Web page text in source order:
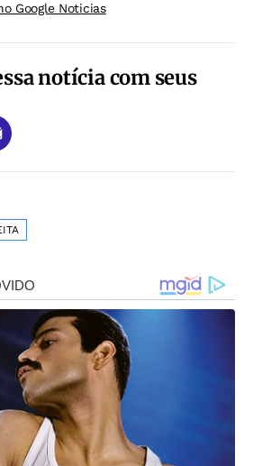
Google Noticias
notícia com seus